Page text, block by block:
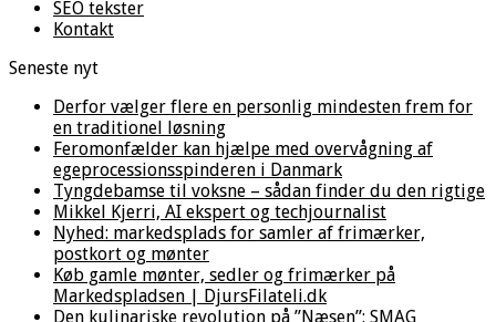
SEO tekster
Kontakt
Seneste nyt
Derfor vælger flere en personlig mindesten frem for
en traditionel løsning
Feromonfælder kan hjælpe med overvågning af
egeprocessionsspinderen i Danmark
Tyngdebamse til voksne – sådan finder du den rigtige
Mikkel Kjerri, AI ekspert og techjournalist
Nyhed: markedsplads for samler af frimærker,
postkort og mønter
Køb gamle mønter, sedler og frimærker på
Markedspladsen | DjursFilateli.dk
Den kulinariske revolution på ”Næsen”: SMAG